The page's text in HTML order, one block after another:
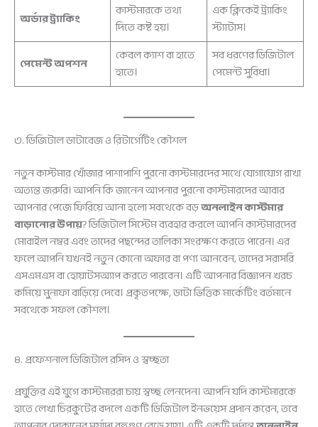
অর্ডার ট্র্যাকিং
কাস্টমারকে তথ্য
দিতে কষ্ট হয়।
এক ক্লিকেই ট্র্যাকিং
স্ট্যাটাস।
পেমেন্ট অপশন
কেবল ক্যাশ বা হাতে
হাতে।
সব ধরণের ডিজিটাল
পেমেন্ট সুবিধা।
৩. ডিজিটাল ডাটাবেজ ও রিটার্গেটিং কৌশল
নতুন কাস্টমার খোঁজার পাশাপাশি পুরনো কাস্টমারদের সাথে যোগাযোগ রাখা
অত্যন্ত জরুরি। আপনি কি জানেন আপনার পুরনো কাস্টমারদের আবার
আপনার পেজে ফিরিয়ে আনা হলো সবথেকে বড়অনলাইন কাস্টমার
বাড়ানোর উপায়? ডিজিটাল সিস্টেম ব্যবহার করলে আপনি কাস্টমারদের
মোবাইল নম্বর এবং তাদের পছন্দের তালিকা সংরক্ষণ করতে পারেন। এর
ফলে আপনি যখনই নতুন কোনো অফার বা পণ্য আনবেন, তাদের সরাসরি
এসএমএস বা হোয়াটসঅ্যাপ করতে পারবেন। এটি আপনার বিজ্ঞাপন খরচ
কমিয়ে মুনাফা বাড়িয়ে দেবে। প্রকৃতপক্ষে, ডাটা ভিত্তিক মার্কেটিং বর্তমানে
সবথেকে সফল কৌশল।
৪. প্রফেশনাল ডিজিটাল রসিদ ও স্বচ্ছতা
প্রযুক্তির এই যুগে কাস্টমাররা চায় স্বচ্ছ লেনদেন। আপনি যদি কাস্টমারকে
হাতে লেখা চিরকুটের বদলে একটি ডিজিটাল ইনভয়েস প্রদান করেন, তবে